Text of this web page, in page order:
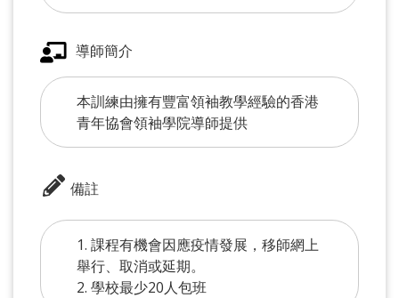
導師簡介
本訓練由擁有豐富領袖教學經驗的香港
青年協會領袖學院導師提供
備註
1. 課程有機會因應疫情發展，移師網上
舉行、取消或延期。
2. 學校最少20人包班